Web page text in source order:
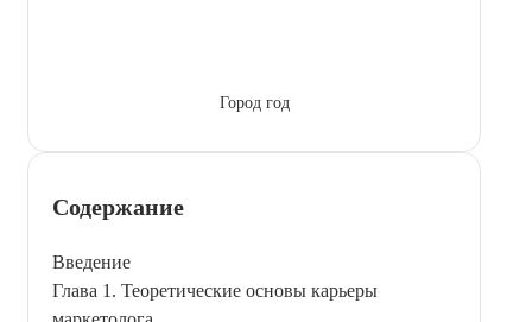
Город год
Содержание
Введение
Глава 1. Теоретические основы карьеры